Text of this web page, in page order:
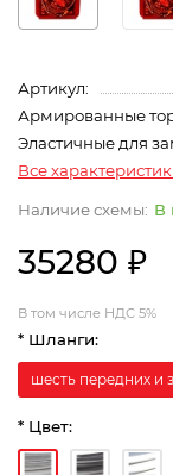
Артикул:
Армированные
Эластичные для
Все
В
35280 ₽
В том числе НДС 5%
* Шланги:
шесть передних и
* Цвет: